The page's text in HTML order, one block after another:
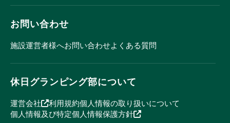
お問い合わせ
施設運営者様へお問い合わせよくある質問
休日グランピング部について
運営会社 利用規約個人情報の取り扱いについて
個人情報及び特定個人情報保護方針